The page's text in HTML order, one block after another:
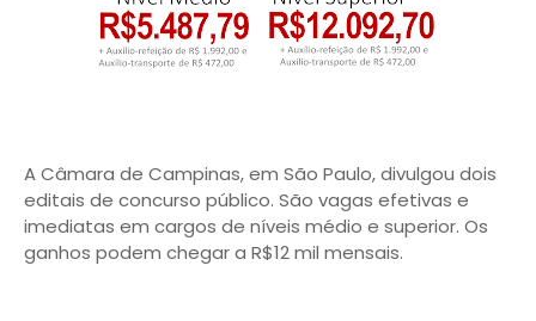
A Câmara de Campinas, em São Paulo, divulgou dois
editais de concurso público. São vagas efetivas e
imediatas em cargos de níveis médio e superior. Os
ganhos podem chegar a R$12 mil mensais.